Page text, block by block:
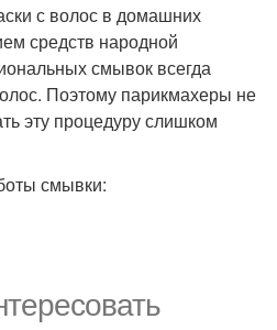
с волос в домашних
средств народной
смывок всегда
Поэтому парикмахеры не
эту процедуру слишком
смывки: